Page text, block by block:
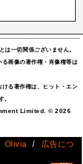
は一切関係ございません。
画像の著作権・肖像権等は
る著作権は、ヒット・エン
。
Limited. © 2026
Olivia /
広告につ